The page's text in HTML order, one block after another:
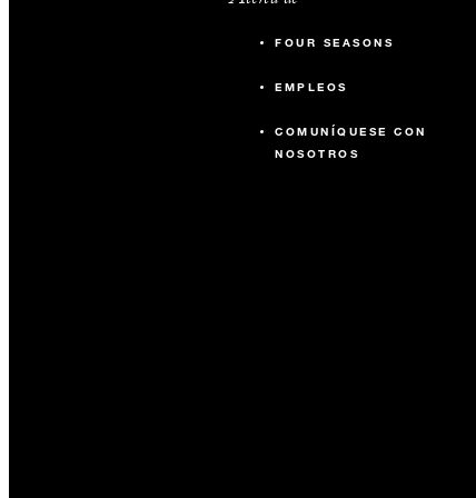
FOUR SEASONS
EMPLEOS
COMUNÍQUESE CON
NOSOTROS